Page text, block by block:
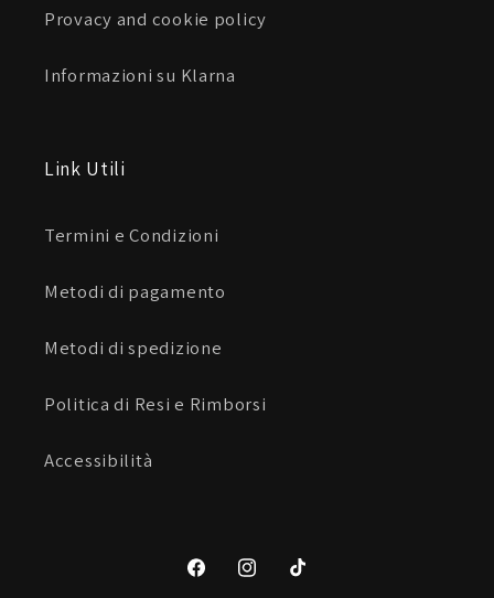
Provacy and cookie policy
Informazioni su Klarna
Link Utili
Termini e Condizioni
Metodi di pagamento
Metodi di spedizione
Politica di Resi e Rimborsi
Accessibilità
FacebookInstagramTikTok